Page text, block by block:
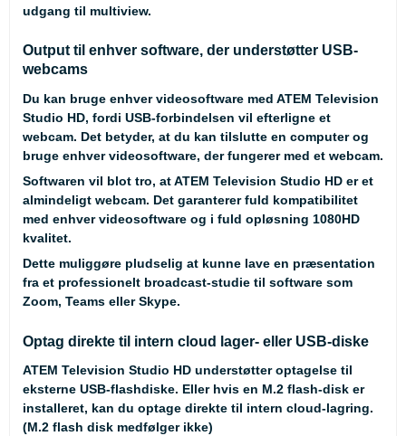
udgang til multiview.
Output til enhver software, der understøtter USB-
webcams
Du kan bruge enhver videosoftware med ATEM Television
Studio HD, fordi USB-forbindelsen vil efterligne et
webcam. Det betyder, at du kan tilslutte en computer og
bruge enhver videosoftware, der fungerer med et webcam.
Softwaren vil blot tro, at ATEM Television Studio HD er et
almindeligt webcam. Det garanterer fuld kompatibilitet
med enhver videosoftware og i fuld opløsning 1080HD
kvalitet.
Dette muliggøre pludselig at kunne lave en præsentation
fra et professionelt broadcast-studie til software som
Zoom, Teams eller Skype.
Optag direkte til intern cloud lager- eller USB-diske
ATEM Television Studio HD understøtter optagelse til
eksterne USB-flashdiske. Eller hvis en M.2 flash-disk er
installeret, kan du optage direkte til intern cloud-lagring.
(M.2 flash disk medfølger ikke)